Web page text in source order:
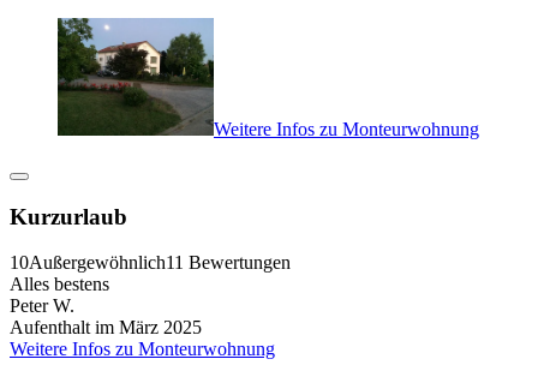
Weitere Infos zu Monteurwohnung
Kurzurlaub
10Außergewöhnlich11 Bewertungen
Alles bestens
Peter W.
Aufenthalt im März 2025
Weitere Infos zu Monteurwohnung